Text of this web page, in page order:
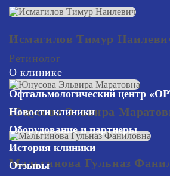
Исмагилов Тимур
Ретинолог
Юнусова Эльвира
Мальгинова Гульназ
О клинике
Офтальмологический центр
Новости клиники
Оборудование и партнеры
История клиники
Отзывы